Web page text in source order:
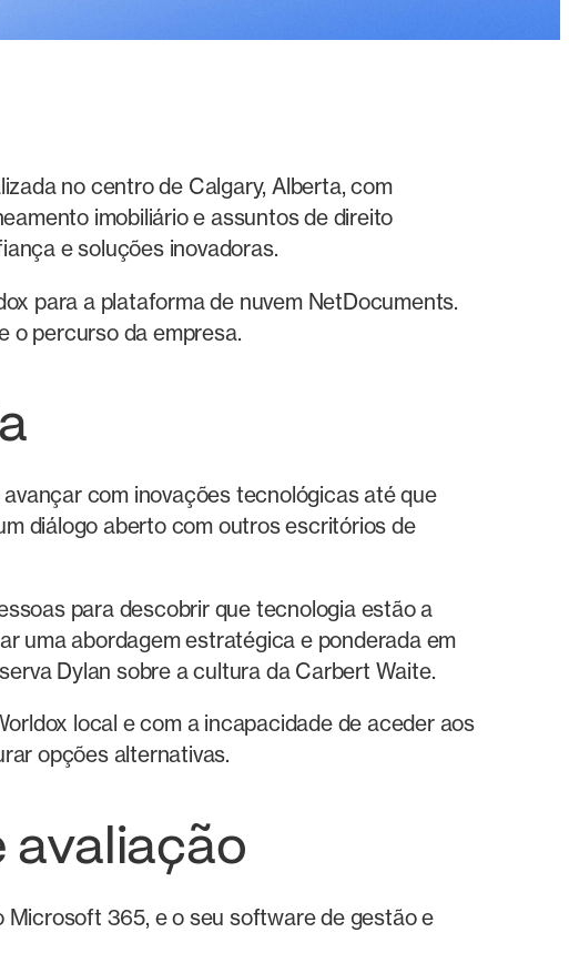
no centro de Calgary, Alberta, com
imobiliário e assuntos de direito
e soluções inovadoras.
para a plataforma de nuvem NetDocuments.
o percurso da empresa.
com inovações tecnológicas até que
diálogo aberto com outros escritórios de
para descobrir que tecnologia estão a
uma abordagem estratégica e ponderada em
Dylan sobre a cultura da Carbert Waite.
local e com a incapacidade de aceder aos
opções alternativas.
avaliação
Microsoft 365, e o seu software de gestão e